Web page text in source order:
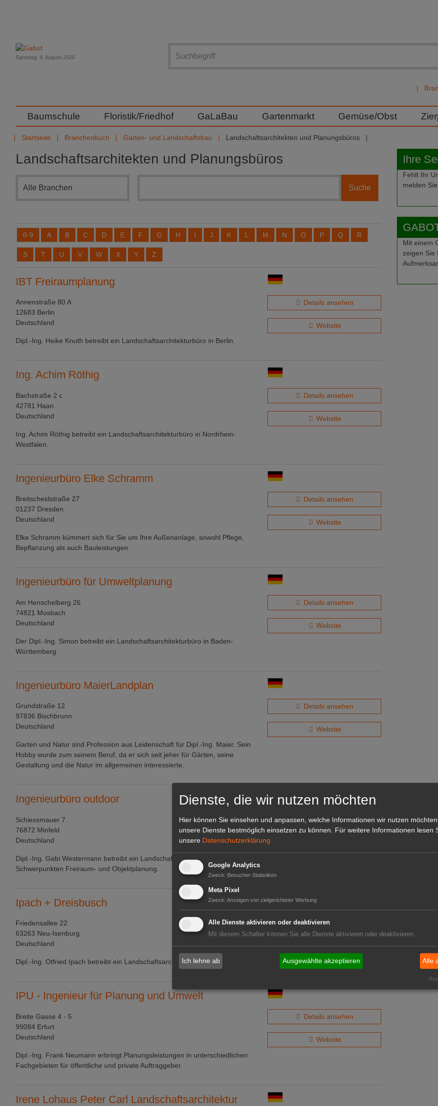
Samstag, 8. August 2026
Baumschule Floristik/Friedhof GaLaBau Gartenmarkt Gemüse/Obst
Startseite Branchenbuch Garten- und Landschaftsbau Landschaftsarchitekten und Planungsbüros
Landschaftsarchitekten und Planungsbüros
0-9 A B C D E F G H I J K L M N O P Q R
S T U V W X Y Z
IBT Freiraumplanung
Annenstraße 80 A
12683 Berlin
Deutschland
Dipl.-Ing. Heike Knuth betreibt ein Landschaftsarchitekturbüro in Berlin.
Details ansehen
Website
Ing. Achim Röthig
Bachstraße 2 c
42781 Haan
Deutschland
Ing. Achim Röthig betreibt ein Landschaftsarchitekturbüro in Nordrhein-
Westfalen.
Details ansehen
Website
Ingenieurbüro Elke Schramm
Breitscheidstraße 27
01237 Dresden
Deutschland
Elke Schramm kümmert sich für Sie um Ihre Außenanlage, sowohl Pflege,
Bepflanzung als auch Bauleistungen.
Details ansehen
Website
Ingenieurbüro für Umweltplanung
Am Henschelberg 26
74821 Mosbach
Deutschland
Der Dipl.-Ing. Simon betreibt ein Landschaftsarchitekturbüro in Baden-
Württemberg.
Details ansehen
Website
Ingenieurbüro MaierLandplan
Grundstraße 12
97836 Bischbrunn
Deutschland
Garten und Natur sind Profession aus Leidenschaft für Dipl.-Ing. Maier. Sein
Hobby wurde zum seinem Beruf, da er sich seit jeher für Gärten, seine
Gestaltung und die Natur im allgemeinen interessierte.
Details ansehen
Website
Ingenieurbüro outdoor
Schiessmauer 7
76872 Minfeld
Deutschland
Dipl.-Ing. Gabi Westermann betreibt ein Landschaftsarchitekturbüro mit den
Schwerpunkten Freiraum- und Objektplanung.
Details ansehen
Ipach + Dreisbusch
Friedensallee 22
63263 Neu-Isenburg
Deutschland
Dipl.-Ing. Otfried Ipach betreibt ein Landschaftsarchitekturbüro in Hessen.
Details ansehen
Website
IPU - Ingenieur für Planung und Umwelt
Breite Gasse 4 - 5
99084 Erfurt
Deutschland
Dipl.-Ing. Frank Neumann erbringt Planungsleistungen in unterschiedlichen
Fachgebieten für öffentliche und private Auftraggeber.
Details ansehen
Website
Irene Lohaus Peter Carl Landschaftsarchitektur
Ihre
Fehlt Ihr
melden
Mit einem
zeigen Sie
Dienste, die wir nutzen möchten
Hier können Sie einsehen und anpassen, welche Informationen wir nutzen
unsere Dienste bestmöglich einsetzen zu können.
Für weitere Informationen lesen
unsere Datenschutzerklärung
Google Analytics
Zweck: Besucher-Statistiken
Meta Pixel
Zweck: Anzeigen von zielgerichteter Werbung
Alle Dienste aktivieren oder deaktivieren
Mit diesem Schalter können Sie alle Dienste aktivieren oder deaktivieren.
Ich lehne ab Ausgewählte akzeptieren Alle